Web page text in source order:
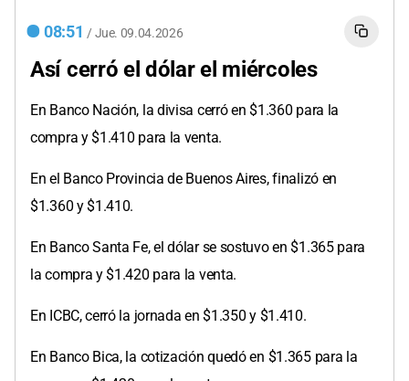
08:51 / Jue. 09.04.2026
Así cerró el dólar el miércoles
En Banco Nación, la divisa cerró en $1.360 para la
compra y $1.410 para la venta.
En el Banco Provincia de Buenos Aires, finalizó en
$1.360 y $1.410.
En Banco Santa Fe, el dólar se sostuvo en $1.365 para
la compra y $1.420 para la venta.
En ICBC, cerró la jornada en $1.350 y $1.410.
En Banco Bica, la cotización quedó en $1.365 para la